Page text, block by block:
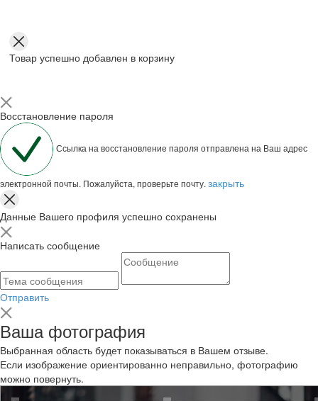
Товар успешно добавлен в корзину
Восстановление пароля
Ссылка на восстановление пароля отправлена на Ваш адрес
электронной почты. Пожалуйста, проверьте почту. закрыть
Данные Вашего профиля успешно сохранены
Написать сообщение
Отправить
Ваша фотография
Выбранная область будет показываться в Вашем отзыве.
Если изображение ориентированно неправильно, фотографию
можно повернуть.